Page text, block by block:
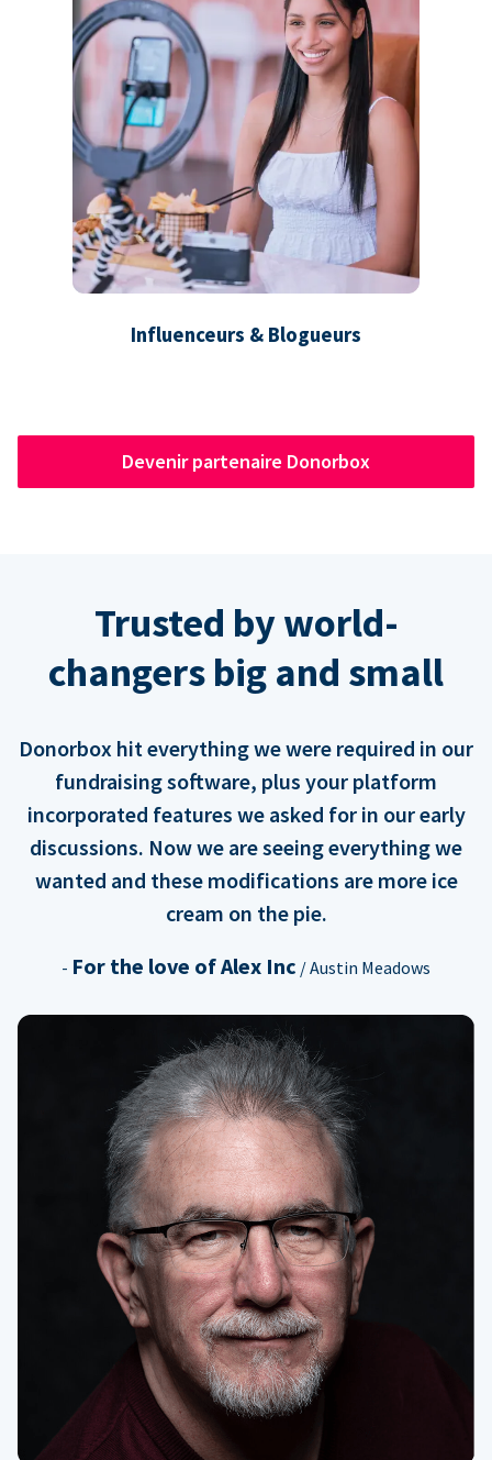
Influenceurs & Blogueurs
Devenir partenaire Donorbox
Trusted by world-
changers big and small
Donorbox hit everything we were required in our
fundraising software, plus your platform
incorporated features we asked for in our early
discussions. Now we are seeing everything we
wanted and these modifications are more ice
cream on the pie.
- For the love of Alex Inc / Austin Meadows